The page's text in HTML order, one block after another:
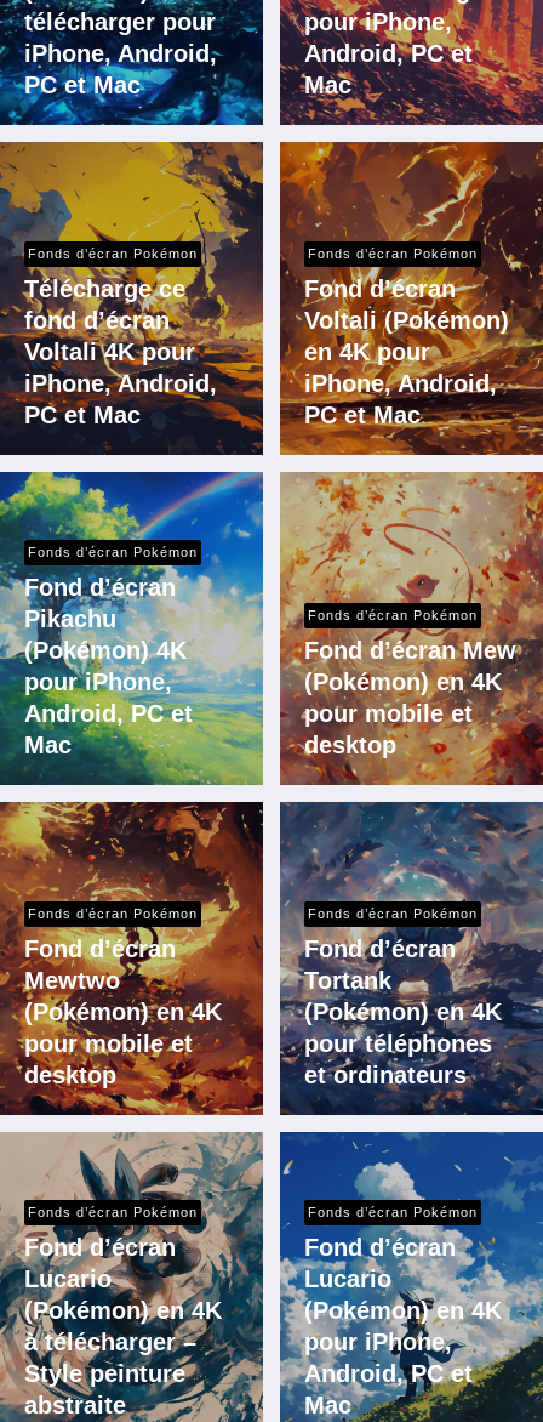
télécharger pour
iPhone, Android,
PC et Mac
pour iPhone,
Android, PC et
Mac
Fonds d’écran Pokémon
Télécharge ce
fond d’écran
Voltali 4K pour
iPhone, Android,
PC et Mac
Fonds d’écran Pokémon
Fond d’écran
Voltali (Pokémon)
en 4K pour
iPhone, Android,
PC et Mac
Fonds d’écran Pokémon
Fond d’écran
Pikachu
(Pokémon) 4K
pour iPhone,
Android, PC et
Mac
Fonds d’écran Pokémon
Fond d’écran Mew
(Pokémon) en 4K
pour mobile et
desktop
Fonds d’écran Pokémon
Fond d’écran
Mewtwo
(Pokémon) en 4K
pour mobile et
desktop
Fonds d’écran Pokémon
Fond d’écran
Tortank
(Pokémon) en 4K
pour téléphones
et ordinateurs
Fonds d’écran Pokémon
Fond d’écran
Lucario
(Pokémon) en 4K
à télécharger –
Style peinture
abstraite
Fonds d’écran Pokémon
Fond d’écran
Lucario
(Pokémon) en 4K
pour iPhone,
Android, PC et
Mac